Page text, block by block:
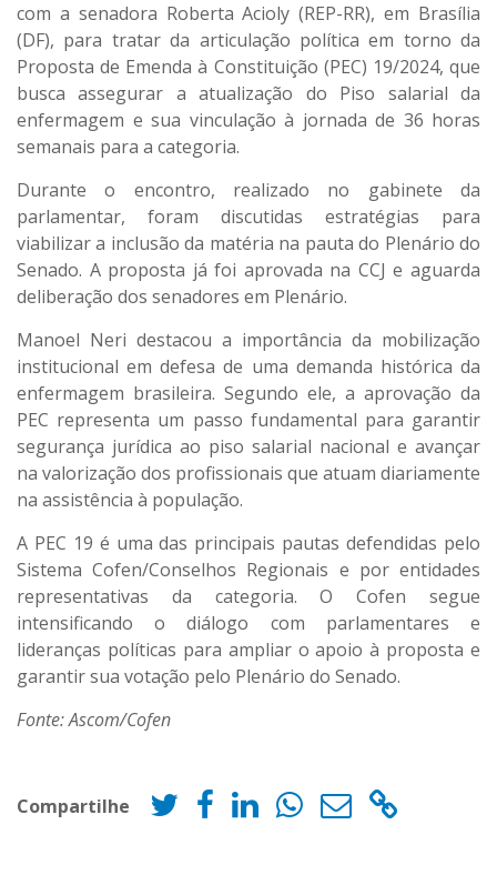
com a senadora Roberta Acioly (REP-RR), em Brasília
(DF), para tratar da articulação política em torno da
Proposta de Emenda à Constituição (PEC) 19/2024, que
busca assegurar a atualização do Piso salarial da
enfermagem e sua vinculação à jornada de 36 horas
semanais para a categoria.
Durante o encontro, realizado no gabinete da
parlamentar, foram discutidas estratégias para
viabilizar a inclusão da matéria na pauta do Plenário do
Senado. A proposta já foi aprovada na CCJ e aguarda
deliberação dos senadores em Plenário.
Manoel Neri destacou a importância da mobilização
institucional em defesa de uma demanda histórica da
enfermagem brasileira. Segundo ele, a aprovação da
PEC representa um passo fundamental para garantir
segurança jurídica ao piso salarial nacional e avançar
na valorização dos profissionais que atuam diariamente
na assistência à população.
A PEC 19 é uma das principais pautas defendidas pelo
Sistema Cofen/Conselhos Regionais e por entidades
representativas da categoria. O Cofen segue
intensificando o diálogo com parlamentares e
lideranças políticas para ampliar o apoio à proposta e
garantir sua votação pelo Plenário do Senado.
Fonte: Ascom/Cofen
Compartilhe